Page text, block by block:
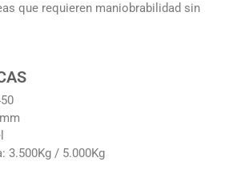
que requieren maniobrabilidad sin
3.500Kg / 5.000Kg